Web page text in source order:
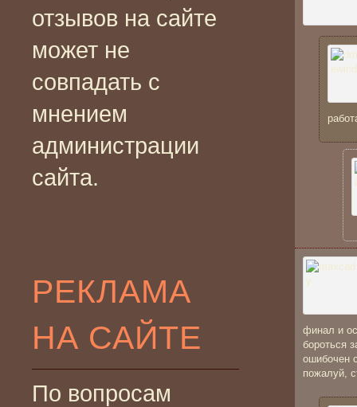
отзывов на сайте
может не
совпадать с
мнением
администрации
сайта.
РЕКЛАМА
НА САЙТЕ
По вопросам
финал и
бороться
ошибочен
пожалуй,